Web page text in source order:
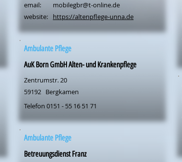
email:
website:
mobilegbr@t-online.de
https://altenpflege-unna.de
Ambulante Pflege
AuK Born GmbH Alten- und Krankenpflege
Zentrumstr. 20
59192 Bergkamen
Telefon 0151 - 55 16 51 71
Ambulante Pflege
Betreuungsdienst Franz